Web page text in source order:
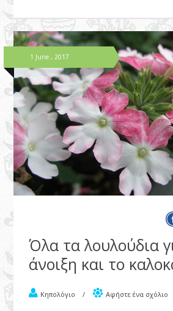
1 June , 2017
Όλα τα λουλούδια
άνοιξη και το
Κηπολόγιο / Αφήστε ένα σχόλιο